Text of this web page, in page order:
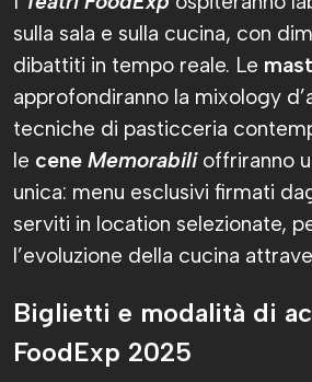
sulla sala e sulla cucina, con
dibattiti in tempo reale. Le
approfondiranno la mixology
tecniche di pasticceria
le cene Memorabilioffriranno
unica: menu esclusivi firmati
serviti in location selezionate,
l’evoluzione della cucina
Biglietti e modalità di
FoodExp 2025